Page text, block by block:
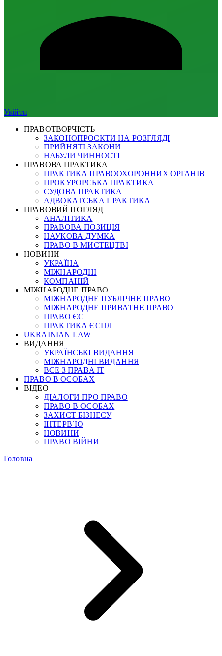
Увійти
ПРАВОТВОРЧІСТЬ
ЗАКОНОПРОЄКТИ НА РОЗГЛЯДІ
ПРИЙНЯТІ ЗАКОНИ
НАБУЛИ ЧИННОСТІ
ПРАВОВА ПРАКТИКА
ПРАКТИКА ПРАВООХОРОННИХ ОРГАНІВ
ПРОКУРОРСЬКА ПРАКТИКА
СУДОВА ПРАКТИКА
АДВОКАТСЬКА ПРАКТИКА
ПРАВОВИЙ ПОГЛЯД
АНАЛІТИКА
ПРАВОВА ПОЗИЦІЯ
НАУКОВА ДУМКА
ПРАВО В МИСТЕЦТВІ
НОВИНИ
УКРАЇНА
МІЖНАРОДНІ
КОМПАНІЙ
МІЖНАРОДНЕ ПРАВО
МІЖНАРОДНЕ ПУБЛІЧНЕ ПРАВО
МІЖНАРОДНЕ ПРИВАТНЕ ПРАВО
ПРАВО ЄС
ПРАКТИКА ЄСПЛ
UKRAINIAN LAW
ВИДАННЯ
УКРАЇНСЬКІ ВИДАННЯ
МІЖНАРОДНІ ВИДАННЯ
ВСЕ З ПРАВА ІТ
ПРАВО В ОСОБАХ
ВІДЕО
ДІАЛОГИ ПРО ПРАВО
ПРАВО В ОСОБАХ
ЗАХИСТ БІЗНЕСУ
ІНТЕРВ`Ю
НОВИНИ
ПРАВО ВІЙНИ
Головна